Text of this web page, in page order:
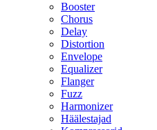
Booster
Chorus
Delay
Distortion
Envelope
Equalizer
Flanger
Fuzz
Harmonizer
Häälestajad